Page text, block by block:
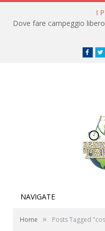
I
NAVIGATE
Home » Posts Tagged